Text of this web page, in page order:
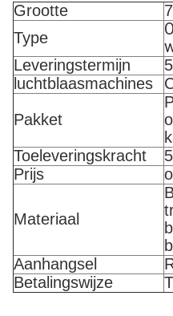
Grootte
Type
Leveringstermijn
luchtblaasmachines
Pakket
Toeleveringskracht
Prijs
Materiaal
Aanhangsel
Betalingswijze